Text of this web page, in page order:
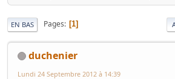
EN BAS Pages 1
duchenier
Lundi 24 Septembre 2012 à 14:39